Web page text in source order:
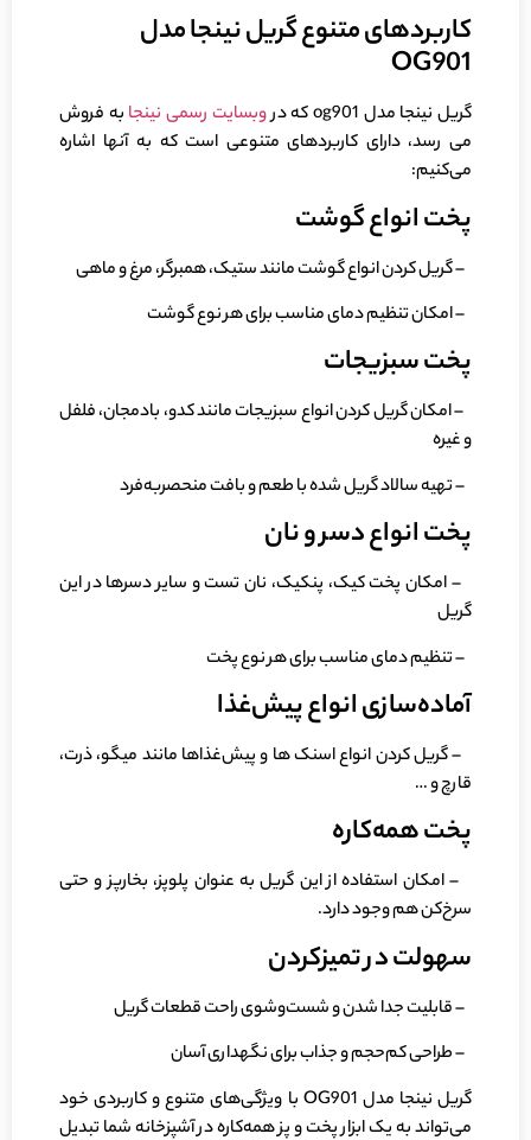
کاربردهای متنوع گریل نینجا مدل
OG901
گریل نینجا مدل og901 که در وبسایت رسمی نینجا به فروش
می رسد، دارای کاربردهای متنوعی است که به آنها اشاره
می‌کنیم:
پخت انواع گوشت
– گریل کردن انواع گوشت مانند ستیک، همبرگر، مرغ و ماهی
– امکان تنظیم دمای مناسب برای هر نوع گوشت
پخت سبزیجات
– امکان گریل کردن انواع سبزیجات مانند کدو، بادمجان، فلفل
و غیره
– تهیه سالاد گریل شده با طعم و بافت منحصربه‌فرد
پخت انواع دسر و نان
– امکان پخت کیک، پنکیک، نان تست و سایر دسرها در این
گریل
– تنظیم دمای مناسب برای هر نوع پخت
آماده‌سازی انواع پیش‌غذا
– گریل کردن انواع اسنک ها و پیش‌غذاها مانند میگو، ذرت،
قارچ و …
پخت همه‌کاره
– امکان استفاده از این گریل به عنوان پلوپز، بخارپز و حتی
سرخ‌کن هم وجود دارد.
سهولت در تمیز‌کردن
– قابلیت جدا شدن و شست‌وشوی راحت قطعات گریل
– طراحی کم‌حجم و جذاب برای نگهداری آسان
گریل نینجا مدل OG901 با ویژگی‌های متنوع و کاربردی خود
می‌تواند به یک ابزار پخت و پز همه‌کاره در آشپزخانه شما تبدیل